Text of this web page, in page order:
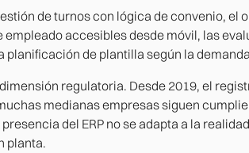
de turnos con lógica de convenio, el
accesibles desde móvil, las
planificación de plantilla según la
regulatoria. Desde 2019, el
medianas empresas siguen
del ERP no se adapta a la
planta.